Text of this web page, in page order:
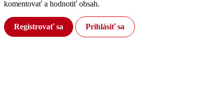
komentovať a hodnotiť obsah.
Registrovať sa Prihlásiť sa